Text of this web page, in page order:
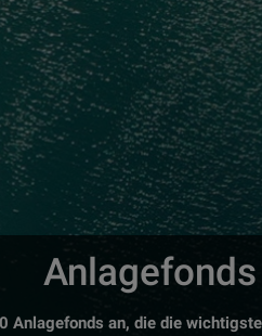
Anlagefonds
Anlagefonds an, die die